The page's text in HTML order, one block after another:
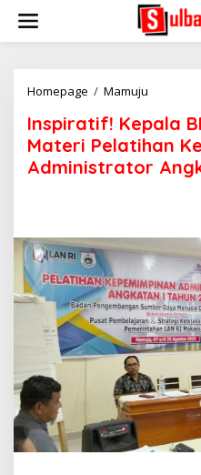
i
Homepage / Mamuju
s
p
i
r
f
!
K
e
p
a
l
a
P
K
P
S
Inspiratif! Kepala
Materi Pelatihan
Administrator